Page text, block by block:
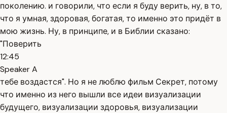
поколению. и говорили, что если я буду верить, ну, в то,
что я умная, здоровая, богатая, то именно это придёт в
мою жизнь. Ну, в принципе, и в Библии сказано:
"Поверить
12:45
Speaker A
тебе воздастся". Но я не люблю фильм Секрет, потому
что именно из него вышли все идеи визуализации
будущего, визуализации здоровья, визуализации